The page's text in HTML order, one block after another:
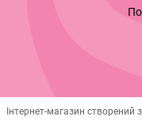
Інтернет-магазин створений